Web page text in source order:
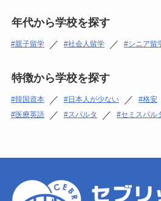
年代から学校を探す
親子留学 ／ 社会人留学 ／ シニア留
特徴から学校を探す
韓国資本 ／ 日本人が少ない ／ 格安
医療英語 ／ スパルタ ／ セミスパル